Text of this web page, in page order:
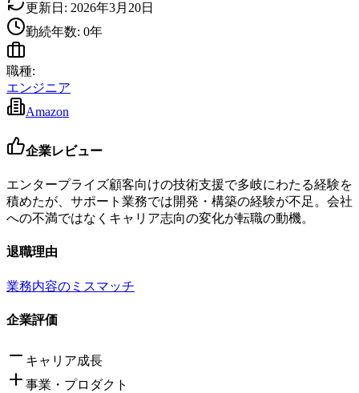
更新日: 2026年3月20日
勤続年数: 0年
職種:
エンジニア
Amazon
企業レビュー
エンタープライズ顧客向けの技術支援で多岐にわたる経験を
積めたが、サポート業務では開発・構築の経験が不足。会社
への不満ではなくキャリア志向の変化が転職の動機。
退職理由
業務内容のミスマッチ
企業評価
キャリア成長
事業・プロダクト